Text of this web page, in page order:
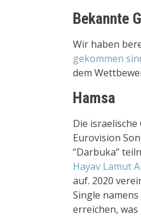
Bekannte
Wir haben
gekommen
dem
Hamsa
Die
Eurovision
“Darbuka”
Hayav Lamut
auf. 2020
Single
erreichen,